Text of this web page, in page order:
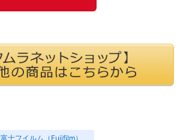
富士フイルム（Fujifilm）